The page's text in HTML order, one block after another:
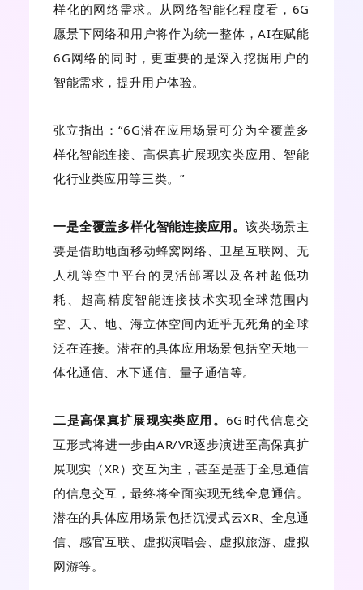
样化的网络需求。从网络智能化程度看，6G
愿景下网络和用户将作为统一整体，AI在赋能
6G网络的同时，更重要的是深入挖掘用户的
智能需求，提升用户体验。
张立指出：“6G潜在应用场景可分为全覆盖多
样化智能连接、高保真扩展现实类应用、智能
化行业类应用等三类。”
一是全覆盖多样化智能连接应用。该类场景主
要是借助地面移动蜂窝网络、卫星互联网、无
人机等空中平台的灵活部署以及各种超低功
耗、超高精度智能连接技术实现全球范围内
空、天、地、海立体空间内近乎无死角的全球
泛在连接。潜在的具体应用场景包括空天地一
体化通信、水下通信、量子通信等。
二是高保真扩展现实类应用。 6G时代信息交
互形式将进一步由AR/VR逐步演进至高保真扩
展现实（XR）交互为主，甚至是基于全息通信
的信息交互，最终将全面实现无线全息通信。
潜在的具体应用场景包括沉浸式云XR、全息通
信、感官互联、虚拟演唱会、虚拟旅游、虚拟
网游等。